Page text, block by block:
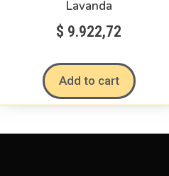
Lavanda
$ 9.922,72
Add to cart